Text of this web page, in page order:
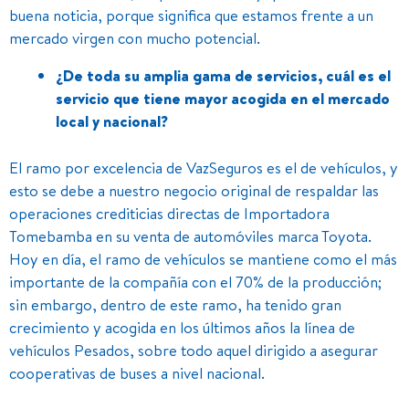
buena noticia, porque significa que estamos frente a un
mercado virgen con mucho potencial.
¿De toda su amplia gama de servicios, cuál es el
servicio que tiene mayor acogida en el mercado
local y nacional?
El ramo por excelencia de VazSeguros es el de vehículos, y
esto se debe a nuestro negocio original de respaldar las
operaciones crediticias directas de Importadora
Tomebamba en su venta de automóviles marca Toyota.
Hoy en día, el ramo de vehículos se mantiene como el más
importante de la compañía con el 70% de la producción;
sin embargo, dentro de este ramo, ha tenido gran
crecimiento y acogida en los últimos años la línea de
vehículos Pesados, sobre todo aquel dirigido a asegurar
cooperativas de buses a nivel nacional.